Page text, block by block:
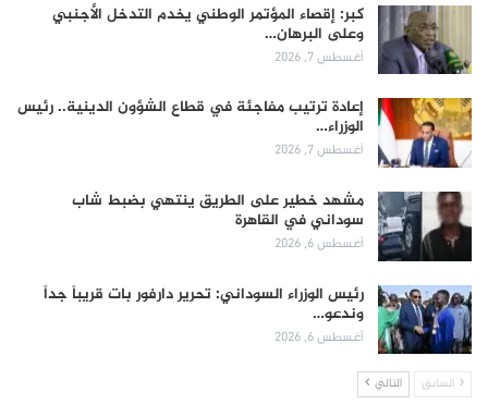
كبر: إقصاء المؤتمر الوطني يخدم التدخل الأجنبي
وعلى البرهان…
أغسطس 7, 2026
إعادة ترتيب مفاجئة في قطاع الشؤون الدينية.. رئيس
الوزراء…
أغسطس 7, 2026
مشهد خطير على الطريق ينتهي بضبط شاب
سوداني في القاهرة
أغسطس 6, 2026
رئيس الوزراء السوداني: تحرير دارفور بات قريباً جداً
وندعو…
أغسطس 6, 2026
السابق التالي